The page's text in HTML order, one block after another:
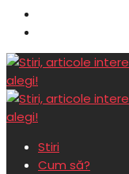
Stiri
Cum să?